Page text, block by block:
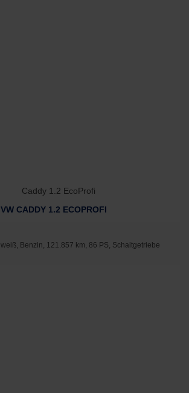
VW CADDY 1.2 ECOPROFI
weiß, Benzin, 121.857 km, 86 PS, Schaltgetriebe